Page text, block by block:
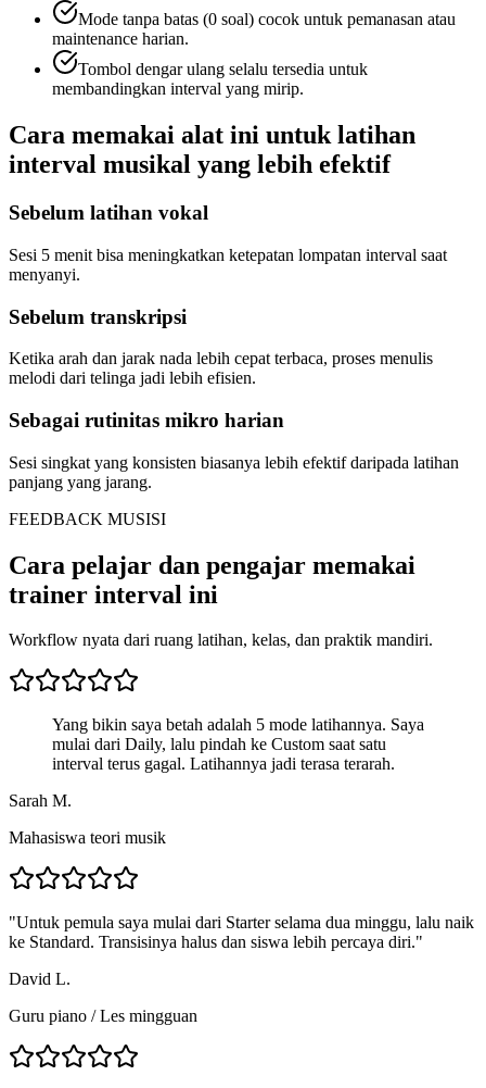
Mode tanpa batas (0 soal) cocok untuk pemanasan atau
maintenance harian.
Tombol dengar ulang selalu tersedia untuk
membandingkan interval yang mirip.
Cara memakai alat ini untuk latihan
interval musikal yang lebih efektif
Sebelum latihan vokal
Sesi 5 menit bisa meningkatkan ketepatan lompatan interval saat
menyanyi.
Sebelum transkripsi
Ketika arah dan jarak nada lebih cepat terbaca, proses menulis
melodi dari telinga jadi lebih efisien.
Sebagai rutinitas mikro harian
Sesi singkat yang konsisten biasanya lebih efektif daripada latihan
panjang yang jarang.
FEEDBACK MUSISI
Cara pelajar dan pengajar memakai
trainer interval ini
Workflow nyata dari ruang latihan, kelas, dan praktik mandiri.
Yang bikin saya betah adalah 5 mode latihannya. Saya
mulai dari Daily, lalu pindah ke Custom saat satu
interval terus gagal. Latihannya jadi terasa terarah.
Sarah M.
Mahasiswa teori musik
"Untuk pemula saya mulai dari Starter selama dua minggu, lalu naik
ke Standard. Transisinya halus dan siswa lebih percaya diri."
David L.
Guru piano /Les mingguan